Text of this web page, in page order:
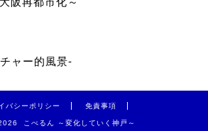
ャー的風景-
バシーポリシー 免責事項
こべるん ～変化していく神戸～